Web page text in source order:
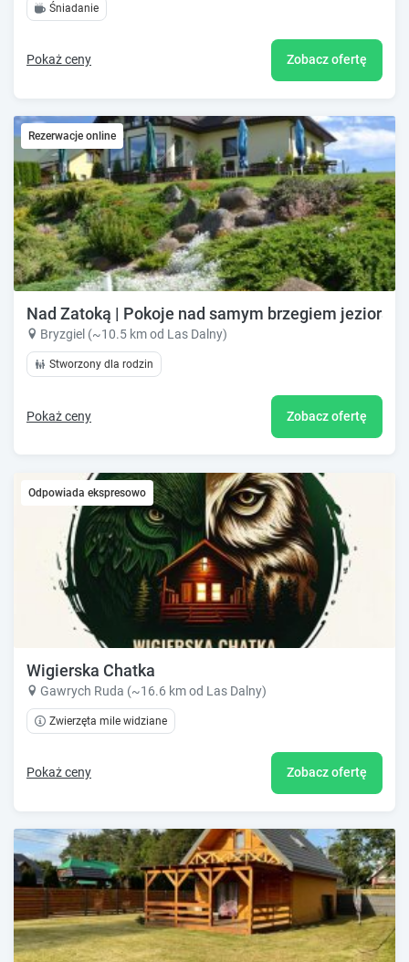
Śniadanie
Pokaż ceny Zobacz ofertę
Rezerwacje online
Nad Zatoką | Pokoje nad samym brzegiem jeziora
Bryzgiel (~10.5 km od Las Dalny)
Stworzony dla rodzin
Pokaż ceny Zobacz ofertę
Odpowiada ekspresowo
Wigierska Chatka
Gawrych Ruda (~16.6 km od Las Dalny)
Zwierzęta mile widziane
Pokaż ceny Zobacz ofertę